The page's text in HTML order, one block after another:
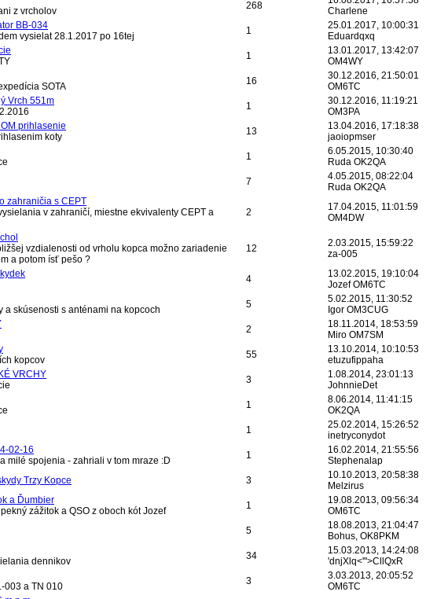
z vrcholov
268
Charlene
BB-034
vysielat 28.1.2017 po 16tej
1
25.01.2017, 10:00:31
Eduardqxq
1
13.01.2017, 13:42:07
OM4WY
SOTA
16
30.12.2016, 21:50:01
OM6TC
Vrch 551m
1
30.12.2016, 11:19:21
OM3PA
prihlasenie
koty
13
13.04.2016, 17:18:38
jaoiopmser
1
6.05.2015, 10:30:40
Ruda OK2QA
7
4.05.2015, 08:22:04
Ruda OK2QA
zahraničia s CEPT
v zahraničí, miestne ekvivalenty CEPT a
2
17.04.2015, 11:01:59
OM4DW
vzdialenosti od vrholu kopca možno zariadenie
a potom ísť pešo ?
12
2.03.2015, 15:59:22
za-005
4
13.02.2015, 19:10:04
Jozef OM6TC
a skúsenosti s anténami na kopcoch
5
5.02.2015, 11:30:52
Igor OM3CUG
2
18.11.2014, 18:53:59
Miro OM7SM
kopcov
55
13.10.2014, 10:10:53
etuzufippaha
VRCHY
3
1.08.2014, 23:01:13
JohnnieDet
1
8.06.2014, 11:41:15
OK2QA
1
25.02.2014, 15:26:52
inetryconydot
02-16
milé spojenia - zahriali v tom mraze :D
1
16.02.2014, 21:55:56
Stephenalap
Trzy Kopce
3
10.10.2013, 20:58:38
Melzirus
a Ďumbier
zážitok a QSO z oboch kót Jozef
1
19.08.2013, 09:56:34
OM6TC
5
18.08.2013, 21:04:47
Bohus, OK8PKM
dennikov
34
15.03.2013, 14:24:08
'dnjXlq<'">CllQxR
003 a TN 010
3
3.03.2013, 20:05:52
OM6TC